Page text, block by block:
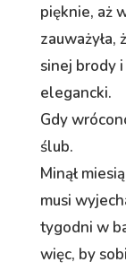
pięknie, aż
zauważyła,
sinej brody
elegancki.
Gdy
ślub.
Minął
musi
tygodni w
więc, by